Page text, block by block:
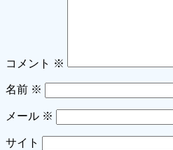
コメント ※
名前 ※
メール ※
サイト